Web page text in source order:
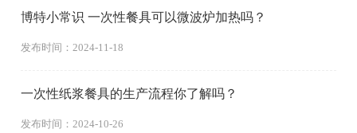
博特小常识 一次性餐具可以微波炉加热吗？
发布时间：2024-11-18
一次性纸浆餐具的生产流程你了解吗？
发布时间：2024-10-26